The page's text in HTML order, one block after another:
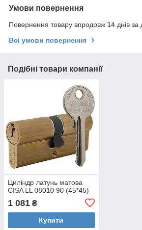
Умови повернення
Повернення товару впродовж 14 днів за
Всі умови повернення
Подібні товари компанії
Циліндр латунь матова
CISA LL 08010 90 (45*45)
1 081 ₴
Купити